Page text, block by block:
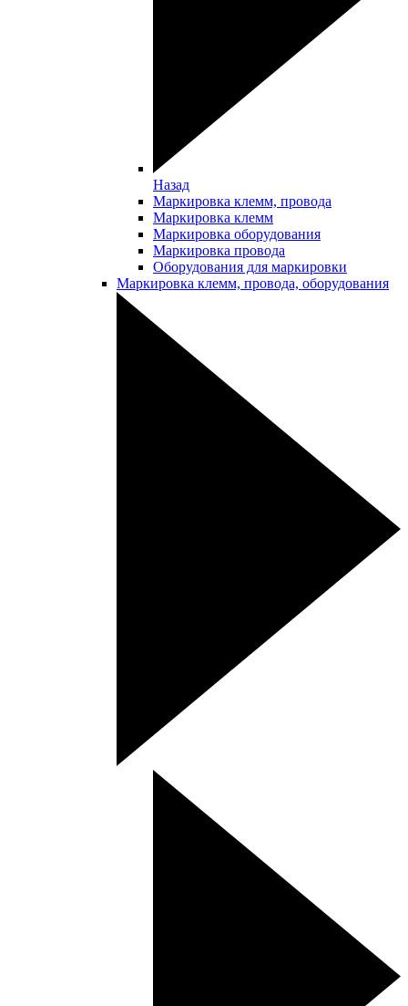
Назад
Маркировка клемм, провода
Маркировка клемм
Маркировка оборудования
Маркировка провода
Оборудования для маркировки
Маркировка клемм, провода, оборудования